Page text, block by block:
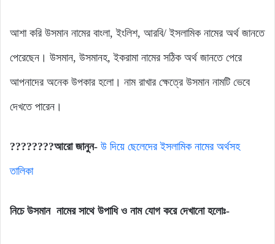
আশা করি উসমান নামের বাংলা, ইংলিশ, আরবি/ ইসলামিক নামের অর্থ জানতে
পেরেছেন। উসমান, উসমানহ, ইকরামা নামের সঠিক অর্থ জানতে পেরে
আপনাদের অনেক উপকার হলো। নাম রাখার ক্ষেত্রে উসমান নামটি ভেবে
দেখতে পারেন।
????????আরোজানুন- উ দিয়ে ছেলেদের ইসলামিক নামের অর্থসহ
তালিকা
নিচে উসমান নামের সাথে উপাধি ও নাম যোগ করে দেখানো হলোঃ-